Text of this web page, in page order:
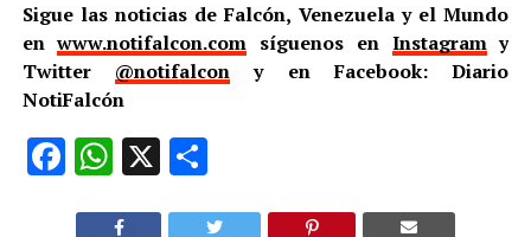
Sigue las noticias de Falcón, Venezuela y el Mundo
enwww.notifalcon.com síguenos en Instagramy
Twitter @notifalcon y en Facebook: Diario
NotiFalcón
Facebook
WhatsApp
X Compartir